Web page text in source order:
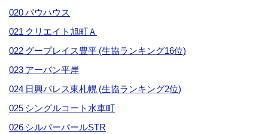
020 バウハウス
021 クリエイト旭町Ａ
022 グープレイス豊平 (生協ランキング16位)
023 アーバン平岸
024 日興パレス東札幌 (生協ランキング2位)
025 シングルコート水車町
026 シルバーパールSTR